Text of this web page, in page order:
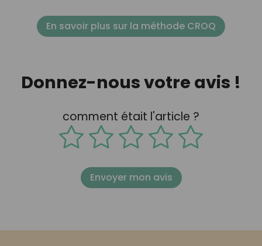
En savoir plus sur la méthode CROQ
Donnez-nous votre avis !
comment était l'article ?
Envoyer mon avis